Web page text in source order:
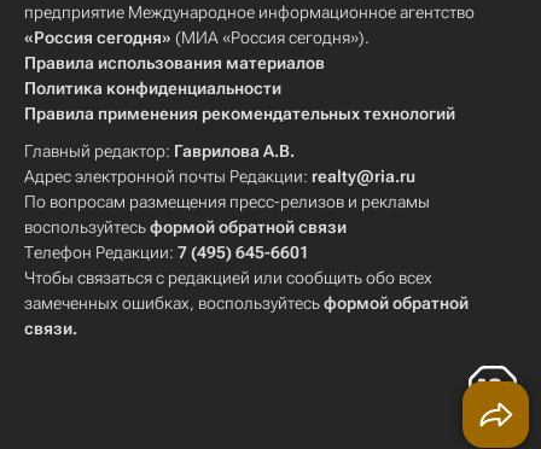
предприятие Международное информационное агентство
«Россия сегодня» (МИА «Россия сегодня»).
Правила использования материалов
Политика конфиденциальности
Правила применения рекомендательных технологий
Главный редактор: Гаврилова А.В.
Адрес электронной почты Редакции: realty@ria.ru
По вопросам размещения пресс-релизов и рекламы
воспользуйтесьформой обратной связи
Телефон Редакции: 7 (495) 645-6601
Чтобы связаться с редакцией или сообщить обо всех
замеченных ошибках, воспользуйтесьформой обратной
связи.